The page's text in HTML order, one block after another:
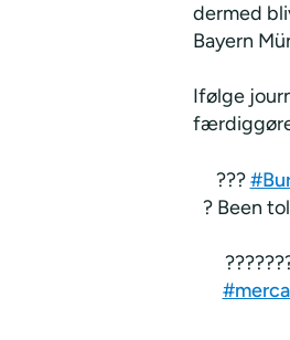
dermed
Bayern
Ifølge
???
?️ Been